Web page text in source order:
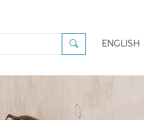
ENGLISH